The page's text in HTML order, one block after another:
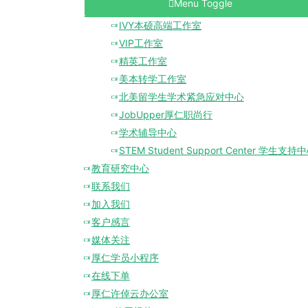
Menu Toggle
IVY本硕高端工作室
VIP工作室
精英工作室
美本转学工作室
北美留学生学术紧急应对中心
JobUpper厚仁职尚行
学术辅导中心
STEM Student Support Center 学生支持
教育研究中心
联系我们
加入我们
客户感言
媒体关注
厚仁学员小程序
在线下单
厚仁许倬云办公室